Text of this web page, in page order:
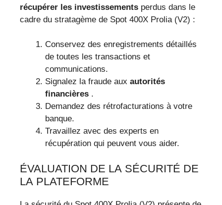
récupérer les investissements perdus dans le
cadre du stratagème de Spot 400X Prolia (V2) :
Conservez des enregistrements détaillés
de toutes les transactions et
communications.
Signalez la fraude aux autorités
financières .
Demandez des rétrofacturations à votre
banque.
Travaillez avec des experts en
récupération qui peuvent vous aider.
ÉVALUATION DE LA SÉCURITÉ DE
LA PLATEFORME